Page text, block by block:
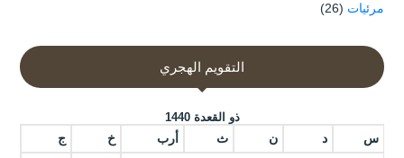
مرئيات (26)
التقويم الهجري
ذو القعدة 1440
س د ن ث أرب خ ج